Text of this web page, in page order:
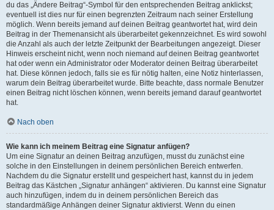
du das „Ändere Beitrag“-Symbol für den entsprechenden Beitrag anklickst;
eventuell ist dies nur für einen begrenzten Zeitraum nach seiner Erstellung
möglich. Wenn bereits jemand auf deinen Beitrag geantwortet hat, wird dein
Beitrag in der Themenansicht als überarbeitet gekennzeichnet. Es wird sowohl
die Anzahl als auch der letzte Zeitpunkt der Bearbeitungen angezeigt. Dieser
Hinweis erscheint nicht, wenn noch niemand auf deinen Beitrag geantwortet
hat oder wenn ein Administrator oder Moderator deinen Beitrag überarbeitet
hat. Diese können jedoch, falls sie es für nötig halten, eine Notiz hinterlassen,
warum dein Beitrag überarbeitet wurde. Bitte beachte, dass normale Benutzer
einen Beitrag nicht löschen können, wenn bereits jemand darauf geantwortet
hat.
Nach oben
Wie kann ich meinem Beitrag eine Signatur anfügen?
Um eine Signatur an deinen Beitrag anzufügen, musst du zunächst eine
solche in den Einstellungen in deinem persönlichen Bereich entwerfen.
Nachdem du die Signatur erstellt und gespeichert hast, kannst du in jedem
Beitrag das Kästchen „Signatur anhängen“ aktivieren. Du kannst eine Signatur
auch hinzufügen, indem du in deinem persönlichen Bereich das
standardmäßige Anhängen deiner Signatur aktivierst. Wenn du einen